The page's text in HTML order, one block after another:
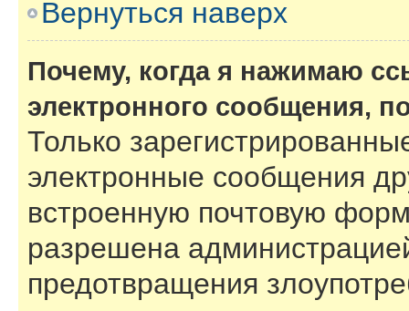
Вернуться наверх
Почему, когда я нажимаю
электронного сообщения,
Только
электронные сообщения
встроенную почтовую
разрешена
предотвращения